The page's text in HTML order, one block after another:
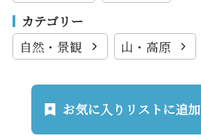
カテゴリー
自然・景観
山・高原
お気に入りリストに追加